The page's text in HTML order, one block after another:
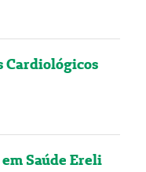
Cardiológicos
Saúde Ereli